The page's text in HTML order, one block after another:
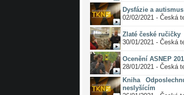
Dysfázie a autismus
02/02/2021 - Česká
Zlaté české ručičky
30/01/2021 - Česká
Ocenění ASNEP
28/01/2021 - Česká
Kniha
neslyšícím